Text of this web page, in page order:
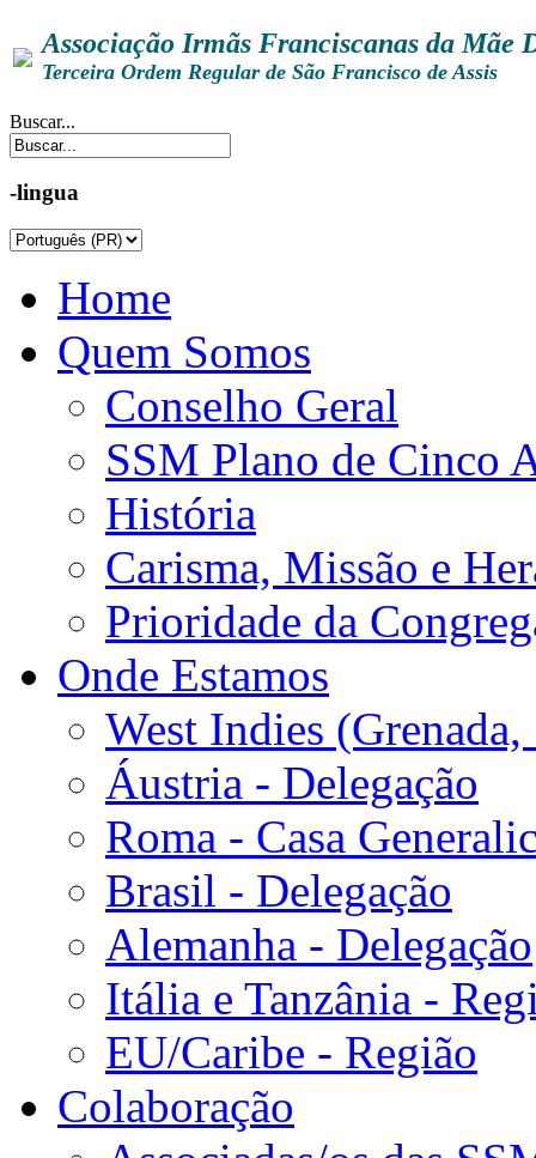
Associação Irmãs Franciscanas da Mãe
Terceira Ordem Regular de São Francisco de Assis
Buscar...
-lingua
Home
Quem Somos
Conselho Geral
SSM Plano de Cinco
História
Carisma, Missão e
Prioridade da
Onde Estamos
West Indies
Áustria - Delegação
Roma - Casa
Brasil - Delegação
Alemanha - Delegação
Itália e Tanzânia -
EU/Caribe - Região
Colaboração